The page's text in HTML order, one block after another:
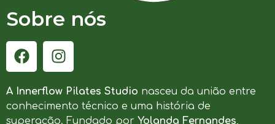
Sobre nós
A Innerflow Pilates Studio nasceu da união entre
conhecimento técnico e uma história de
superação. Fundado por Yolanda Fernandes,